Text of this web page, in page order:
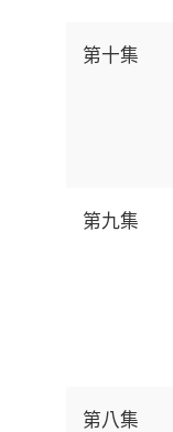
第十集
第九集
第八集